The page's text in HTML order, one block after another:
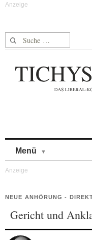
Suche nach:
Menü
NEUE ANHÖRUNG -
Gericht und